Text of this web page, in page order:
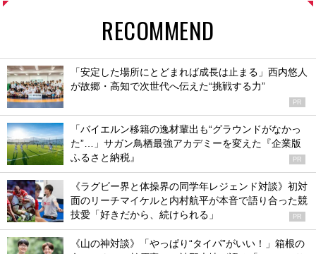
RECOMMEND
「安定した場所にとどまれば成長は止まる」西内悠人
が故郷・高知で次世代へ伝えた“挑戦する力”
PR
「バイエルン移籍の逸材輩出も“グラウンドがなかっ
た”…」サガン鳥栖最強アカデミーを変えた『企業版
ふるさと納税』
PR
《ラグビー界と体操界の同学年レジェンド対談》初対
面のリーチマイケルと内村航平が本音で語り合った競
技愛「好きだから、続けられる」
PR
《山の神対談》「やっぱり“タイパ”がいい！」箱根の